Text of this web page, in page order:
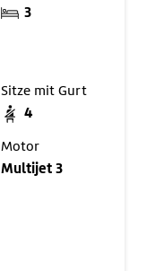
3
Sitze mit Gurt
4
Motor
Multijet 3